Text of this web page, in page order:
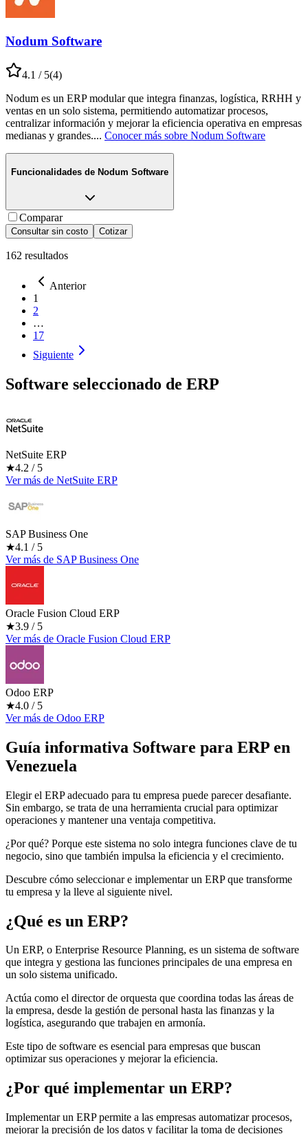
Nodum Software
4.1 / 5(4)
Nodum es un ERP modular que integra finanzas, logística, RRHH y
ventas en un solo sistema, permitiendo automatizar procesos,
centralizar información y mejorar la eficiencia operativa en empresas
medianas y grandes.... Conocer más sobre Nodum Software
Funcionalidades de Nodum Software
Comparar
Consultar sin costo Cotizar
162 resultados
Anterior
1
2
…
17
Siguiente
Software seleccionado de ERP
NetSuite ERP
★4.2 / 5
Ver más de NetSuite ERP
SAP Business One
★4.1 / 5
Ver más de SAP Business One
Oracle Fusion Cloud ERP
★3.9 / 5
Ver más de Oracle Fusion Cloud ERP
Odoo ERP
★4.0 / 5
Ver más de Odoo ERP
Guía informativa Software para ERP en
Venezuela
Elegir el ERP adecuado para tu empresa puede parecer desafiante.
Sin embargo, se trata de una herramienta crucial para optimizar
operaciones y mantener una ventaja competitiva.
¿Por qué? Porque este sistema no solo integra funciones clave de tu
negocio, sino que también impulsa la eficiencia y el crecimiento.
Descubre cómo seleccionar e implementar un ERP que transforme
tu empresa y la lleve al siguiente nivel.
¿Qué es un ERP?
Un ERP, o Enterprise Resource Planning, es un sistema de software
que integra y gestiona las funciones principales de una empresa en
un solo sistema unificado.
Actúa como el director de orquesta que coordina todas las áreas de
la empresa, desde la gestión de personal hasta las finanzas y la
logística, asegurando que trabajen en armonía.
Este tipo de software es esencial para empresas que buscan
optimizar sus operaciones y mejorar la eficiencia.
¿Por qué implementar un ERP?
Implementar un ERP permite a las empresas automatizar procesos,
mejorar la precisión de los datos y facilitar la toma de decisiones